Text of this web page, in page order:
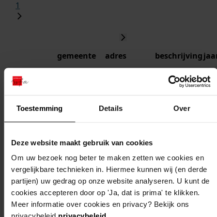
Toestemming Details Over
Deze website maakt gebruik van cookies
Om uw bezoek nog beter te maken zetten we cookies en
vergelijkbare technieken in. Hiermee kunnen wij (en derde
partijen) uw gedrag op onze website analyseren. U kunt de
cookies accepteren door op 'Ja, dat is prima' te klikken.
Meer informatie over cookies en privacy? Bekijk ons
1
gemeente adres beschrijving
vooruitgang
veranderen
voorgevel
van de
wervershoofwervershoof,
vooruitgang
30
woning
wervershoofwervershoof, plaatsen van